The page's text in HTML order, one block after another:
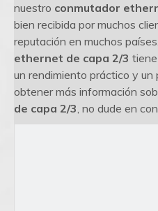
nuestro conmutador
bien recibida por muchos
reputación en muchos países.
ethernet de capa 2/3
un rendimiento práctico y
obtener más información
de capa 2/3, no dude en